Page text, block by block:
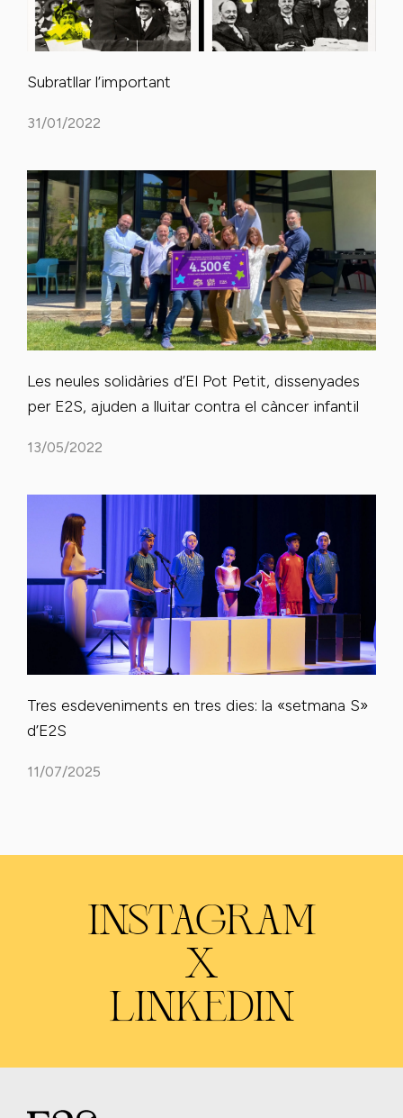
Subratllar l’important
31/01/2022
Les neules solidàries d’El Pot Petit, dissenyades
per E2S, ajuden a lluitar contra el càncer infantil
13/05/2022
Tres esdeveniments en tres dies: la «setmana S»
d’E2S
11/07/2025
INSTAGRAM
X
LINKEDIN